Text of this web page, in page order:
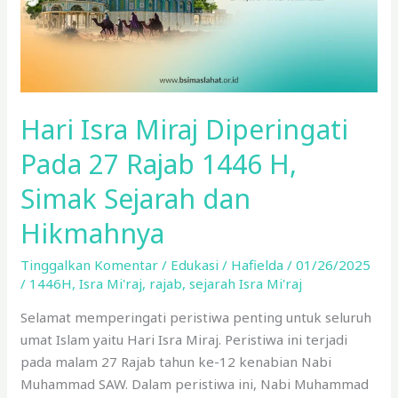
Hari Isra Miraj Diperingati
Pada 27 Rajab 1446 H,
Simak Sejarah dan
Hikmahnya
Tinggalkan Komentar / Edukasi / Hafielda/01/26/2025
/ 1446H,Isra Mi'raj, rajab,sejarah Isra Mi'raj
Selamat memperingati peristiwa penting untuk seluruh
umat Islam yaitu Hari Isra Miraj. Peristiwa ini terjadi
pada malam 27 Rajab tahun ke-12 kenabian Nabi
Muhammad SAW. Dalam peristiwa ini, Nabi Muhammad
1446
H,
Hikmahnya